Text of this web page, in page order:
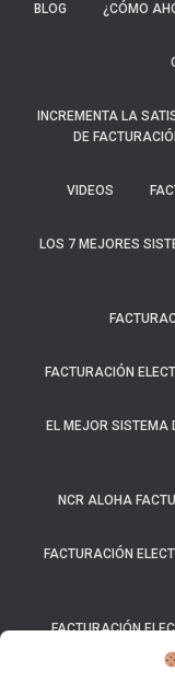
BLOG ¿CÓMO
INCREMENTA LA
DE
VIDEOS
LOS 7 MEJORES
FACTURACIÓN
EL MEJOR SISTEMA
NCR ALOHA
FACTURACIÓN
FACTURACIÓN